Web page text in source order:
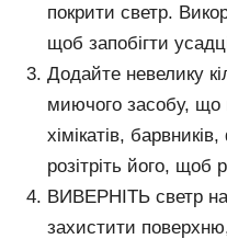
покрити светр.
щоб запобігти
Додайте невелику
миючого засобу, що
хімікатів,
розітріть його, щоб
ВИВЕРНІТЬ светр
захистити